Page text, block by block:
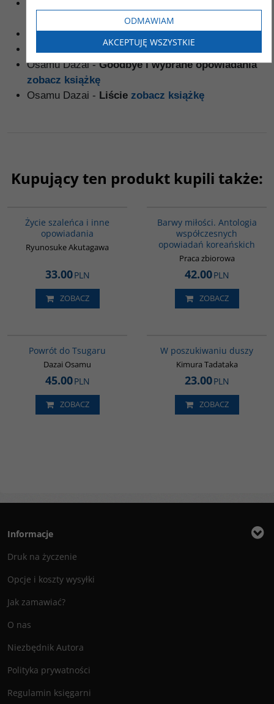
zobacz książkę
Osamu Dazai -Zmierzch zobacz książkę
Uczennica zobacz książkę
Osamu Dazai -Goodbye i wybrane opowiadania
zobacz książkę
Osamu Dazai - Liście zobacz książkę
Kupujący ten produkt kupili także:
Życie szaleńca i inne
opowiadania
Ryunosuke Akutagawa
33.00PLN
ZOBACZ
Barwy miłości. Antologia
współczesnych
opowiadań koreańskich
Praca zbiorowa
42.00PLN
ZOBACZ
Powrót do Tsugaru
Dazai Osamu
45.00PLN
ZOBACZ
W poszukiwaniu duszy
Kimura Tadataka
23.00PLN
ZOBACZ
Informacje
Druk na życzenie
Opcje i koszty wysyłki
Jak zamawiać?
O nas
Niezbędnik Autora
Polityka prywatności
Regulamin księgarni
ODMAWIAM
AKCEPTUJĘ WSZYSTKIE